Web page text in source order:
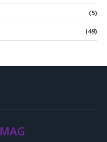
(5)
(49)
MAG